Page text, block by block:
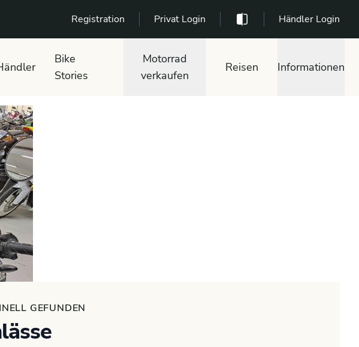
Registration Privat Login Händler Login
Bike
Stories
Motorrad
verkaufen
Reisen Informationen
GEFUNDEN